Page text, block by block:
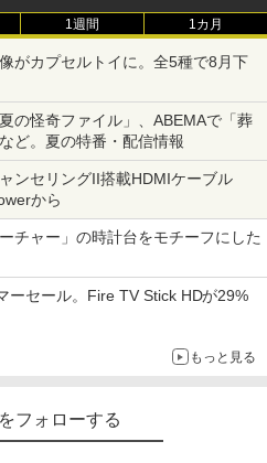
1週間 1カ月
がカプセルトイに。全5種で8月下
の怪奇ファイル」、ABEMAで「葬
ど。夏の特番・配信情報
ンセリングII搭載HDMIケーブル
から
チャー」の時計台をモチーフにした
ーセール。Fire TV Stick HDが29%
もっと見る
フォローする